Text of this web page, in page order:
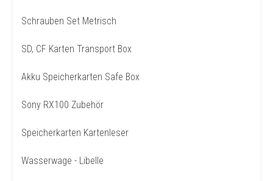
Schrauben Set Metrisch
SD, CF Karten Transport Box
Akku Speicherkarten Safe Box
Sony RX100 Zubehör
Speicherkarten Kartenleser
Wasserwage - Libelle